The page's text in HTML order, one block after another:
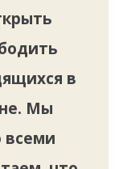
в
Мы
всеми